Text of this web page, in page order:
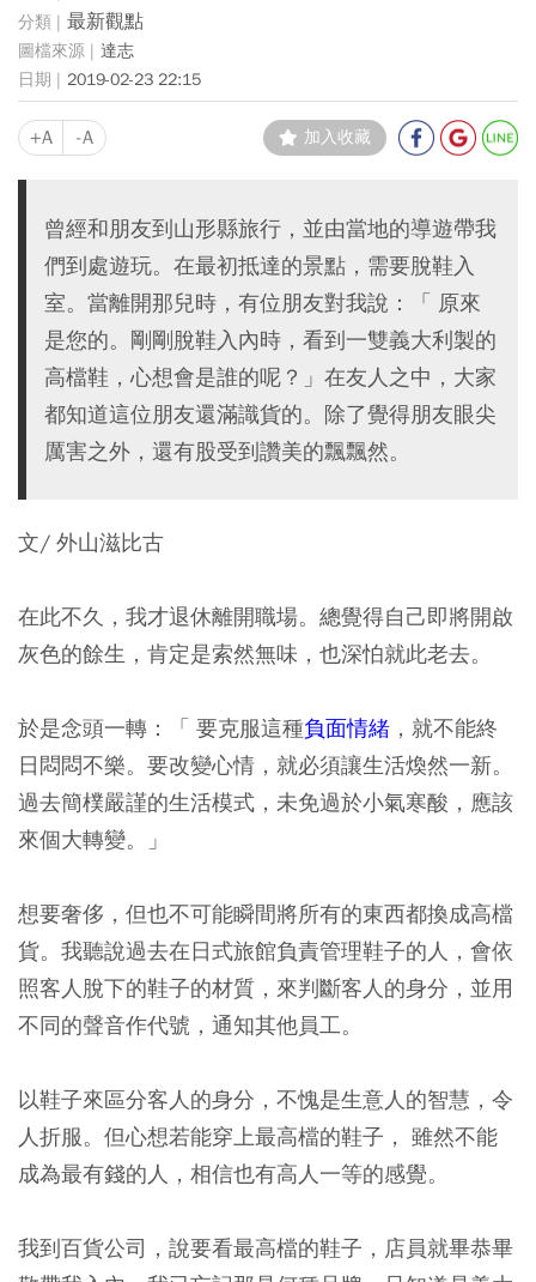
最新觀點
達志
2019-02-23 22:15
+A -A 加入收藏
曾經和朋友到山形縣旅行，並由當地的導遊帶我
們到處遊玩。在最初抵達的景點，需要脫鞋入
室。當離開那兒時，有位朋友對我說：「 原來
是您的。剛剛脫鞋入內時，看到一雙義大利製的
高檔鞋，心想會是誰的呢？」在友人之中，大家
都知道這位朋友還滿識貨的。除了覺得朋友眼尖
厲害之外，還有股受到讚美的飄飄然。
文/ 外山滋比古
在此不久，我才退休離開職場。總覺得自己即將開啟
灰色的餘生，肯定是索然無味，也深怕就此老去。
於是念頭一轉：「 要克服這種負面情緒 ，就不能終
日悶悶不樂。要改變心情，就必須讓生活煥然一新。
過去簡樸嚴謹的生活模式，未免過於小氣寒酸，應該
來個大轉變。」
想要奢侈，但也不可能瞬間將所有的東西都換成高檔
貨。我聽說過去在日式旅館負責管理鞋子的人，會依
照客人脫下的鞋子的材質，來判斷客人的身分，並用
不同的聲音作代號，通知其他員工。
以鞋子來區分客人的身分，不愧是生意人的智慧，令
人折服。但心想若能穿上最高檔的鞋子， 雖然不能
成為最有錢的人，相信也有高人一等的感覺。
我到百貨公司，說要看最高檔的鞋子，店員就畢恭畢